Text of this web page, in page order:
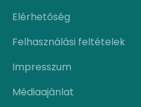
Elérhetőség
Felhasználási feltételek
Impresszum
Médiaajánlat